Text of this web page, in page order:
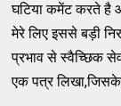
घटिया कमेंट करते है
मेरे लिए इससे बड़ी
प्रभाव से स्वैच्छिक
एक पत्र